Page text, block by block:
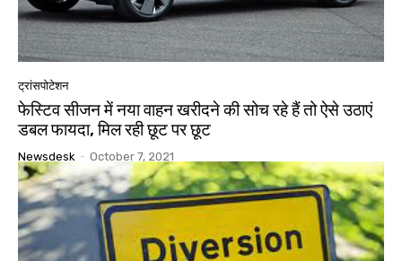
ट्रांसपोटेशन
फेस्टिव सीजन में नया वाहन खरीदने की सोच रहे हैं तो ऐसे उठाएं
डबल फायदा, मिल रही छूट पर छूट
Newsdesk - October 7, 2021